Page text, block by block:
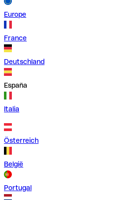
Europe
France
Deutschland
España
Italia
Österreich
België
Portugal